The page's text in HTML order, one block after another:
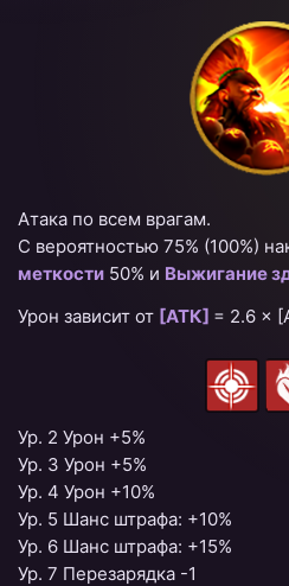
Атака по всем врагам.
С вероятностью 75% (100%)
меткости 50% и Выжигание
Урон зависит от [АТК] = 2.6 ×
Ур. 2 Урон +5%
Ур. 3 Урон +5%
Ур. 4 Урон +10%
Ур. 5 Шанс штрафа: +10%
Ур. 6 Шанс штрафа: +15%
Ур. 7 Перезарядка -1